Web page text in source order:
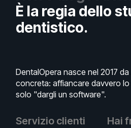
È la regia dello
dentistico.
DentalOpera nasce nel 2017
concreta: affiancare davvero
solo "dargli un software".
Servizio clienti Hai